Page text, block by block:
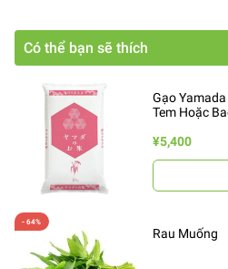
Có thể bạn sẽ thích
Gạo
Tem Hoặc
¥5,400
Rau Muống